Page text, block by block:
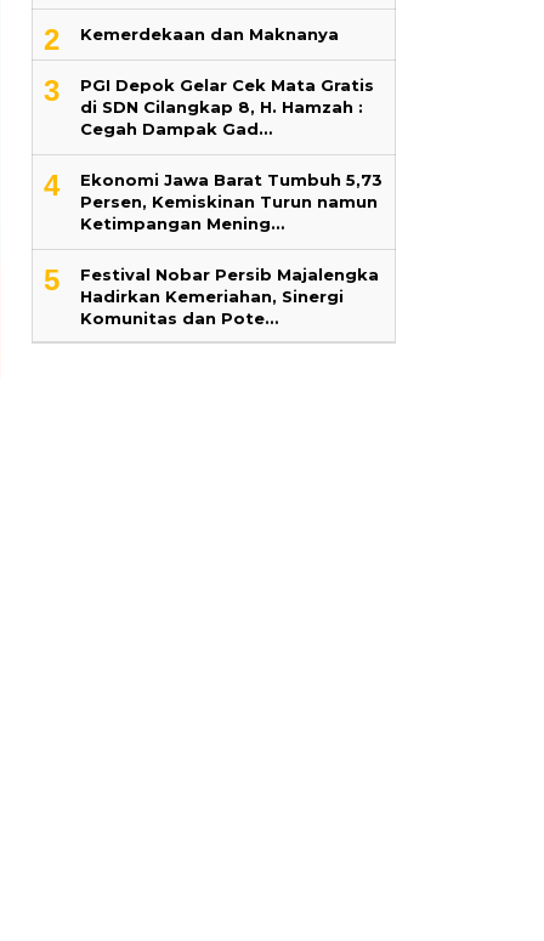
2 Kemerdekaan dan Maknanya
3
PGI Depok Gelar Cek Mata Gratis
di SDN Cilangkap 8, H. Hamzah :
Cegah Dampak Gad…
4
Ekonomi Jawa Barat Tumbuh 5,73
Persen, Kemiskinan Turun namun
Ketimpangan Mening…
5
Festival Nobar Persib Majalengka
Hadirkan Kemeriahan, Sinergi
Komunitas dan Pote…